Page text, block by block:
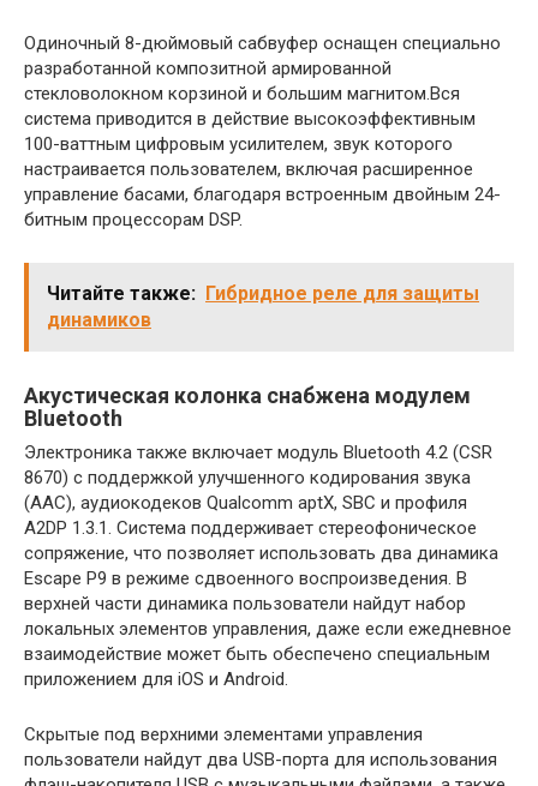
Одиночный 8-дюймовый сабвуфер оснащен специально
разработанной композитной армированной
стекловолокном корзиной и большим магнитом.Вся
система приводится в действие высокоэффективным
100-ваттным цифровым усилителем, звук которого
настраивается пользователем, включая расширенное
управление басами, благодаря встроенным двойным 24-
битным процессорам DSP.
Читайте также: Гибридное реле для защиты
динамиков
Акустическая колонка снабжена модулем
Bluetooth
Электроника также включает модуль Bluetooth 4.2 (CSR
8670) с поддержкой улучшенного кодирования звука
(AAC), аудиокодеков Qualcomm aptX, SBC и профиля
A2DP 1.3.1. Система поддерживает стереофоническое
сопряжение, что позволяет использовать два динамика
Escape P9 в режиме сдвоенного воспроизведения. В
верхней части динамика пользователи найдут набор
локальных элементов управления, даже если ежедневное
взаимодействие может быть обеспечено специальным
приложением для iOS и Android.
Скрытые под верхними элементами управления
пользователи найдут два USB-порта для использования